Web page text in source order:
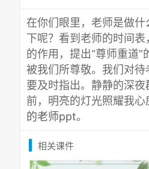
在你们眼里，老师是做
下呢？看到老师的时间
的作用，提出“尊师重道
被我们所尊敬。我们对
要及时指出。静静的深
前，明亮的灯光照耀我
的老师ppt。
相关课件